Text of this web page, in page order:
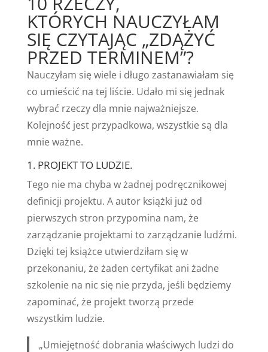
KTÓRYCH NAUCZYŁAM
SIĘ CZYTAJĄC „ZDĄŻYĆ
PRZED TERMINEM”?
Nauczyłam się wiele i długo zastanawiałam się
co umieścić na tej liście. Udało mi się jednak
wybrać rzeczy dla mnie najważniejsze.
Kolejność jest przypadkowa, wszystkie są dla
mnie ważne.
1. PROJEKT TO LUDZIE.
Tego nie ma chyba w żadnej podręcznikowej
definicji projektu. A autor książki już od
pierwszych stron przypomina nam, że
zarządzanie projektami to zarządzanie ludźmi.
Dzięki tej książce utwierdziłam się w
przekonaniu, że żaden certyfikat ani żadne
szkolenie na nic się nie przyda, jeśli będziemy
zapominać, że projekt tworzą przede
wszystkim ludzie.
„Umiejętność dobrania właściwych ludzi do